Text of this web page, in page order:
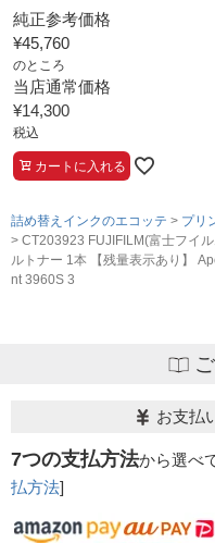
純正参考価格
¥45,760
のところ
当店通常価格
¥14,300
税込
カートに入れる
詰め替えインクのエコッテ
プリ
CT203923 FUJIFILM(富士フイ
ルトナー 1本 【残量表示あり】
nt 3960S 3
お支払
7つの支払方法から選べ
払方法]